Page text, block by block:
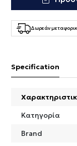
Δωρεάν
Specification
Κατηγορία
Brand